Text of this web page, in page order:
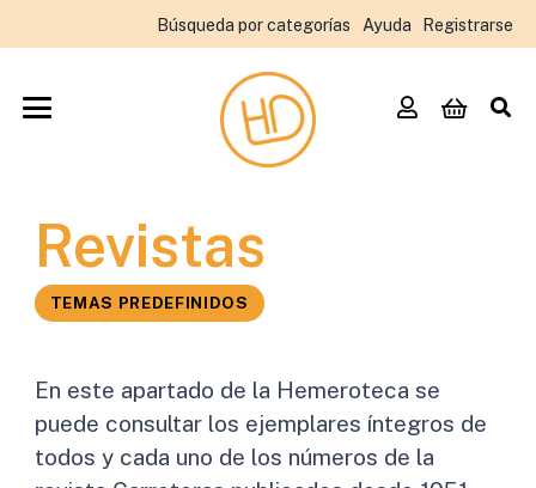
Búsqueda por categorías Ayuda Registrarse
Revistas
TEMAS PREDEFINIDOS
En este apartado de la Hemeroteca se
puede consultar los ejemplares íntegros de
todos y cada uno de los números de la